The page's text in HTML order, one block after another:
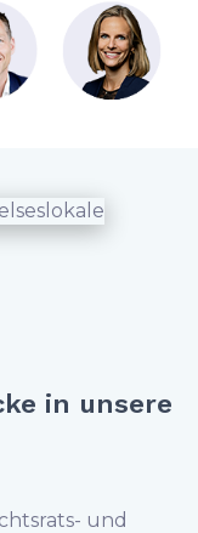
in unsere
und